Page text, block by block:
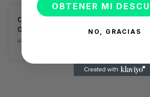
CHRISTIAN LOUBOUTIN LOUIS
ORLATO EN CUERO
199,98
OBTENER MI
NO, GRACIAS